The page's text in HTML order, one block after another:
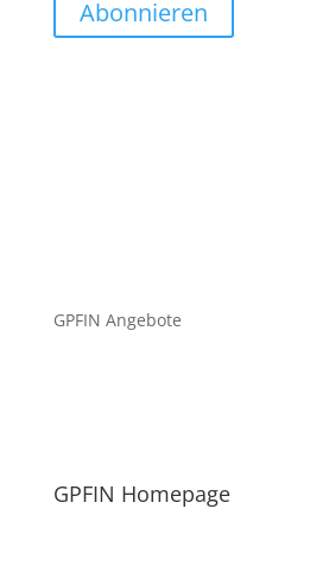
Abonnieren
GPFIN Angebote
GPFIN Homepage